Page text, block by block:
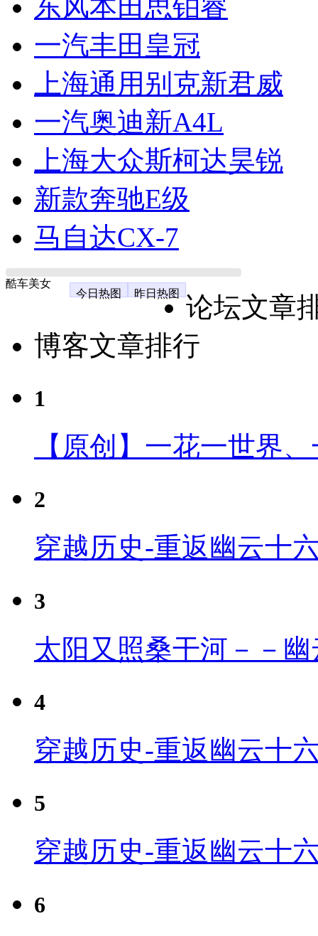
东风本田思铂睿
一汽丰田皇冠
上海通用别克新君威
一汽奥迪新A4L
上海大众斯柯达昊锐
新款奔驰E级
马自达CX-7
酷车美女
今日热图
昨日热图
论坛文章
博客文章排行
1
【原创】一花一世界
2
穿越历史-重返幽云十
3
太阳又照桑干河－－
4
穿越历史-重返幽云十
5
穿越历史-重返幽云十
6